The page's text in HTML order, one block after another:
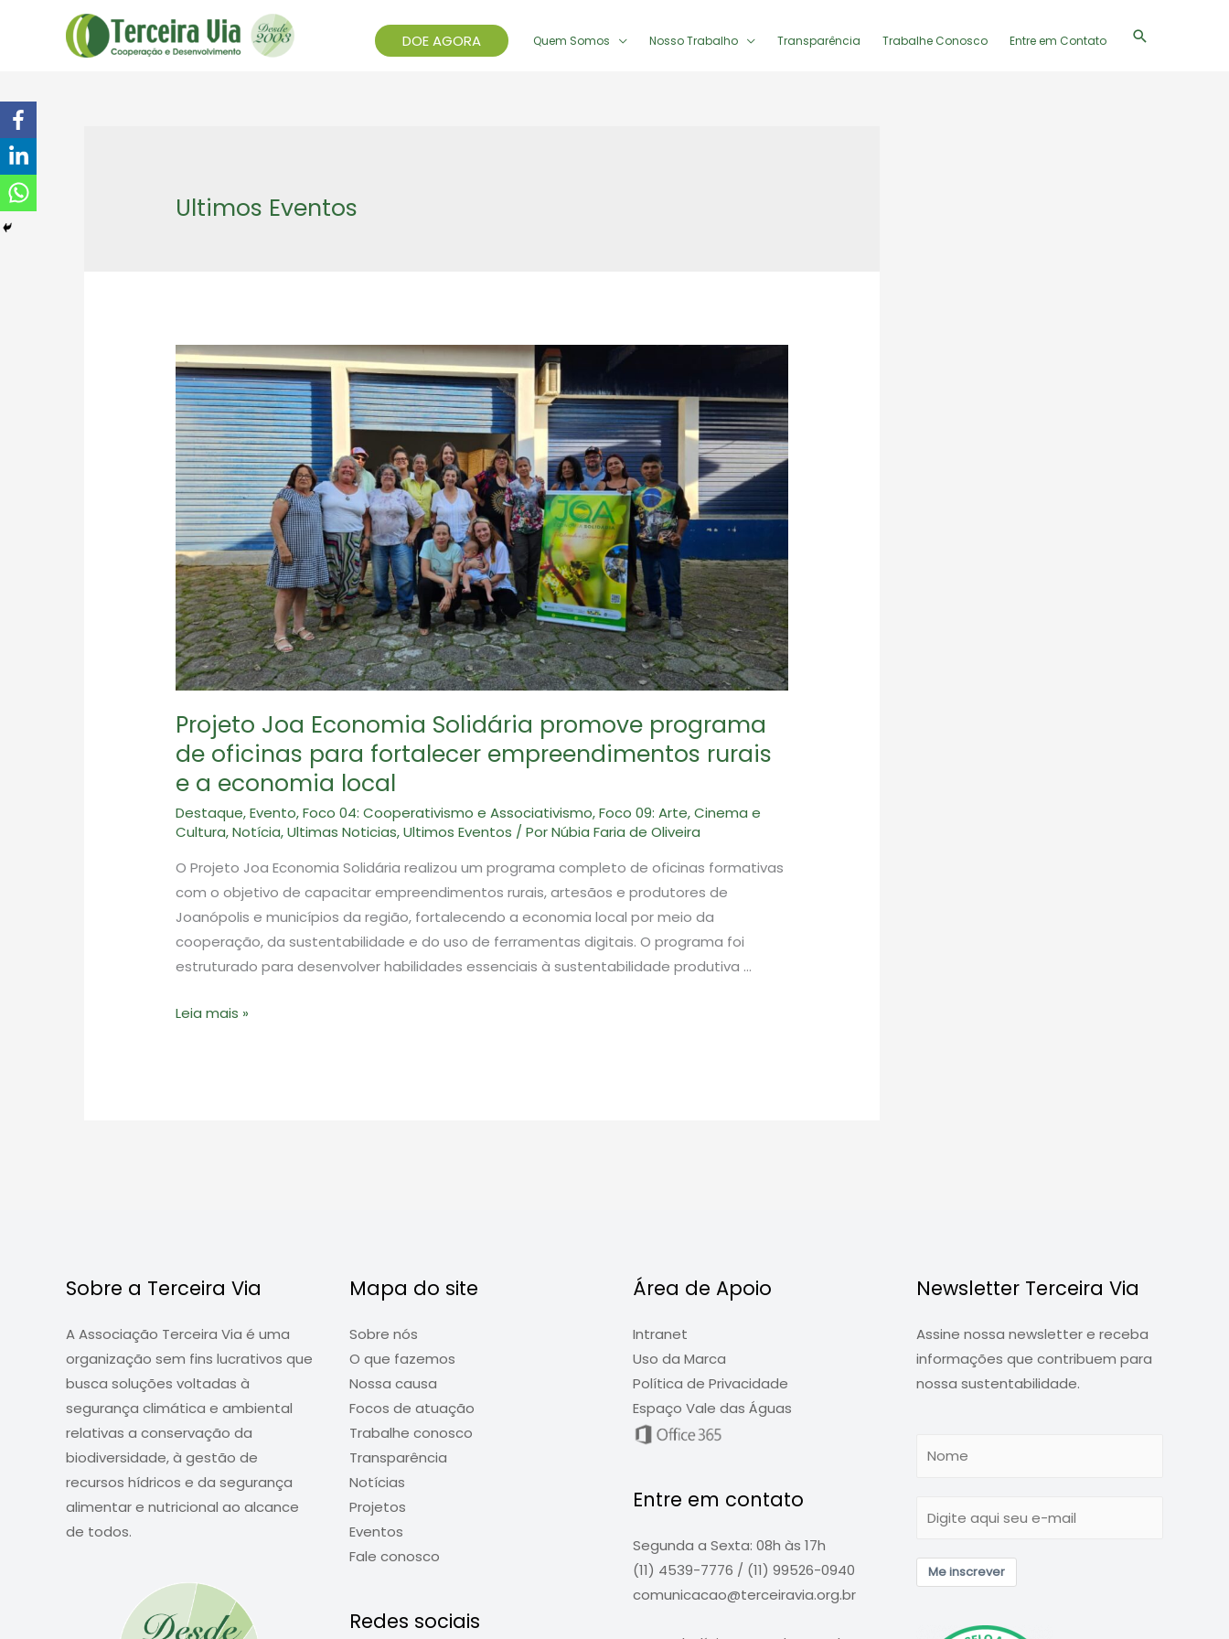
DOE AGORA Quem Somos Nosso Trabalho Transparência Trabalhe Conosco Entre em Contato Pesquisar
Ultimos Eventos
Projeto Joa Economia Solidária promove programa
de oficinas para fortalecer empreendimentos rurais
e a economia local
Destaque,Evento,Foco 04: Cooperativismo e Associativismo,Foco 09: Arte, Cinema e
Cultura,Notícia,Ultimas Noticias,Ultimos Eventos / PorNúbia Faria de Oliveira
O Projeto Joa Economia Solidária realizou um programa completo de oficinas formativas
com o objetivo de capacitar empreendimentos rurais, artesãos e produtores de
Joanópolis e municípios da região, fortalecendo a economia local por meio da
cooperação, da sustentabilidade e do uso de ferramentas digitais. O programa foi
estruturado para desenvolver habilidades essenciais à sustentabilidade produtiva …
Projeto
rurais
a
economia
local
Leia mais »
Sobre a Terceira Via
A Associação Terceira Via é uma
organização sem fins lucrativos que
busca soluções voltadas à
segurança climática e ambiental
relativas a conservação da
biodiversidade, à gestão de
recursos hídricos e da segurança
alimentar e nutricional ao alcance
de todos.
Mapa do site
Sobre nós
O que fazemos
Nossa causa
Focos de atuação
Trabalhe conosco
Transparência
Notícias
Projetos
Eventos
Fale conosco
Redes sociais
Área de Apoio
Intranet
Uso da Marca
Política de Privacidade
Espaço Vale das Águas
Entre em contato
Segunda a Sexta: 08h às 17h
(11) 4539-7776 / (11) 99526-0940
comunicacao@terceiravia.org.br
Newsletter Terceira Via
Assine nossa newsletter e receba
informações que contribuem para
nossa sustentabilidade.
Me inscrever